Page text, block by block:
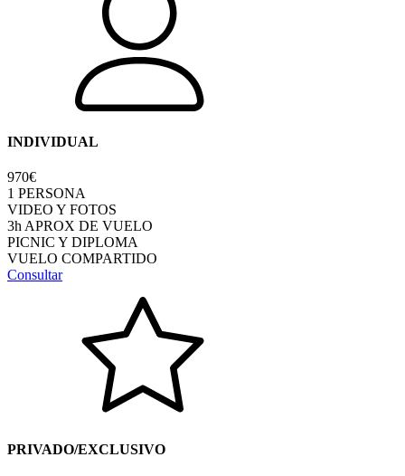
INDIVIDUAL
970€
1 PERSONA
VIDEO Y FOTOS
3h APROX DE VUELO
PICNIC Y DIPLOMA
VUELO COMPARTIDO
Consultar
PRIVADO/EXCLUSIVO